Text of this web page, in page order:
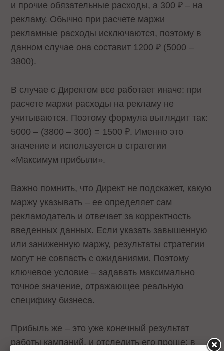
и прочие обязательные расходы, а 300 ₽ – на
рекламу. Обычно при расчете маржи
рекламные расходы исключаются, поэтому в
данном случае она составит 1200 ₽ (5000 –
3800).
В случае с Директом все работает иначе: при
расчете маржи расходы на рекламу не
учитываются. Поэтому формула выглядит так:
5000 – (3800 – 300) = 1500 ₽. Именно это
значение и используется в стратегии
«Максимум прибыли».
Важно помнить, что Директ не подскажет, какую
маржу указывать – ее определяет сам
рекламодатель и отвечает за корректность
введенных данных. Если указать завышенную
или заниженную маржу, результаты стратегии
могут не совпасть с ожиданиями. Поэтому
ключевое условие – задавать максимально
точное значение, отражающее реальную
специфику бизнеса.
Прибыль же – это уже конечный результат
работы кампаний, и отследить его проще: в